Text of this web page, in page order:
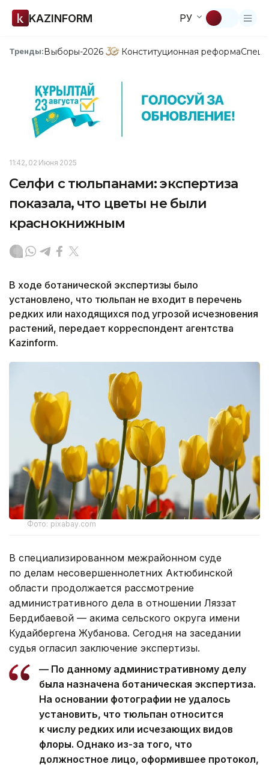
KAZINFORM РУ
Тренды:Выборы-2026 Конституционная реформа
11:42, 02 Июня 2025
Селфи с тюльпанами: экспертиза
показала, что цветы не были
краснокнижным
В ходе ботанической экспертизы было
установлено, что тюльпан не входит в перечень
редких или находящихся под угрозой исчезновения
растений, передает корреспондент агентства
Kazinform.
Фото: pixabay.com
В специализированном межрайонном суде
по делам несовершеннолетних Актюбинской
области продолжается рассмотрение
административного дела в отношении Ляззат
Бердибаевой — акима сельского округа имени
Кудайбергена Жубанова. Сегодня на заседании
судья огласил заключение экспертизы.
— По данному административному делу
была назначена ботаническая экспертиза.
На основании фотографии не удалось
установить, что тюльпан относится
к числу редких или исчезающих видов
флоры. Однако из-за того, что
должностное лицо, оформившее протокол,